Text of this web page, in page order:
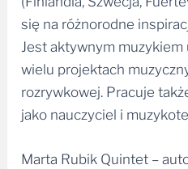
się na różnorodne
Jest aktywnym muzykiem
wielu projektach
rozrywkowej. Pracuje
jako nauczyciel i
Marta Rubik Quintet –